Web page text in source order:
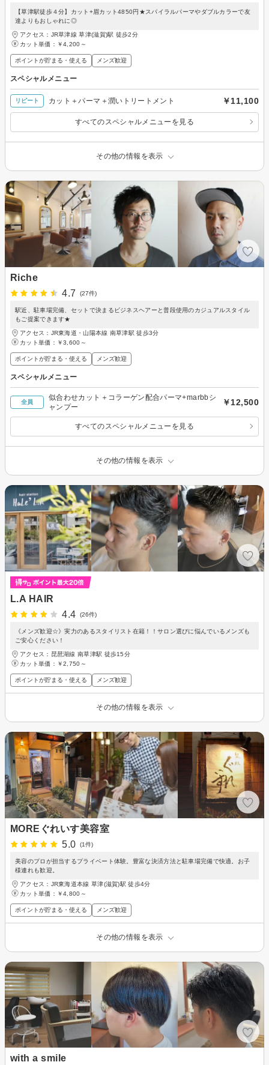
【草津駅徒歩４分】カット+眉カット4850円★スパイラルパーマやダブルカラーで友
達よりもおしゃれに◎
アクセス：JR草津線 草津(滋賀)駅 徒歩2分
カット単価： ￥4,200～
ポイントが貯まる・使える メンズ歓迎
スペシャルメニュー
リピート カット＋パーマ＋潤いトリートメント ￥11,100
すべてのスペシャルメニューを見る
その他の情報を表示
Riche
4.7
(27件)
駅近、駐車場完備、セットで決まるビジネスヘアーと普段使用のカジュアルスタイル
もご提案できます★
アクセス：JR東海道・山陽本線 南草津駅 徒歩3分
カット単価： ￥3,600～
ポイントが貯まる・使える メンズ歓迎
スペシャルメニュー
全員
似合わせカット＋コラーゲン配合パーマ+marbbシ
ャンプー
￥12,500
すべてのスペシャルメニューを見る
その他の情報を表示
L.A HAIR
4.4
(26件)
《メンズ歓迎☆》実力のあるスタイリスト在籍！！サロン選びに悩んでいるメンズも
ご安心ください！
アクセス：琵琶湖線 南草津駅 徒歩15分
カット単価： ￥2,750～
ポイントが貯まる・使える メンズ歓迎
その他の情報を表示
MOREぐれいす美容室
5.0
(1件)
美容のプロが担当するプライベート体験。豊富な決済方法と駐車場完備で快適。お子
様連れも歓迎。
アクセス：JR東海道本線 草津(滋賀)駅 徒歩4分
カット単価： ￥4,800～
ポイントが貯まる・使える メンズ歓迎
その他の情報を表示
with a smile